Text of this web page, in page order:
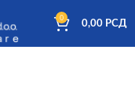
0
0,00 РСД